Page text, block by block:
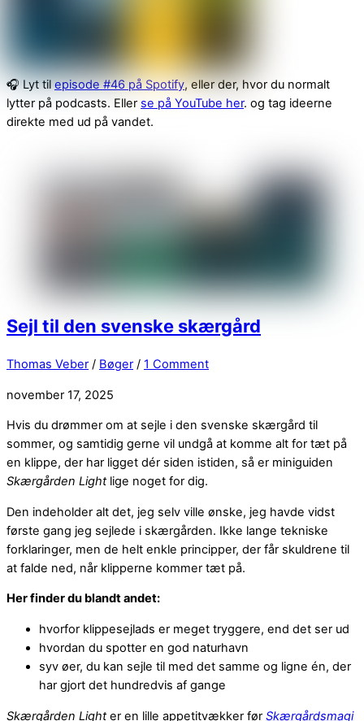
🎧 Lyt tilepisode #46 på Spotify, eller der, hvor du normalt
lytter på podcasts. Eller se på YouTube her. og tag ideerne
direkte med ud på vandet.
Sejl til den svenske skærgård
Thomas Veber / Bøger / 1 Comment
november 17, 2025
Hvis du drømmer om at sejle i den svenske skærgård til
sommer, og samtidig gerne vil undgå at komme alt for tæt på
en klippe, der har ligget dér siden istiden, så er miniguiden
Skærgården Lightlige noget for dig.
Den indeholder alt det, jeg selv ville ønske, jeg havde vidst
første gang jeg sejlede i skærgården. Ikke lange tekniske
forklaringer, men de helt enkle principper, der får skuldrene til
at falde ned, når klipperne kommer tæt på.
Her finder du blandt andet:
hvorfor klippesejlads er meget tryggere, end det ser ud
hvordan du spotter en god naturhavn
syv øer, du kan sejle til med det samme og ligne én, der
har gjort det hundredvis af gange
Skærgården Lighter en lille appetitvækker før Skærgårdsmagi